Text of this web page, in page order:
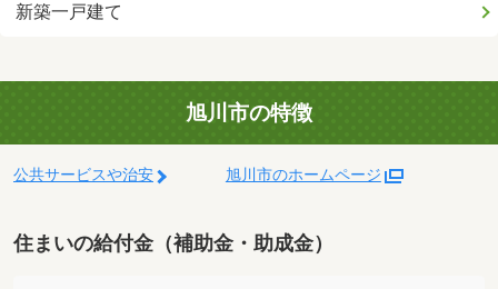
新築一戸建て
旭川市の特徴
公共サービスや治安 旭川市のホームページ
住まいの給付金（補助金・助成金）